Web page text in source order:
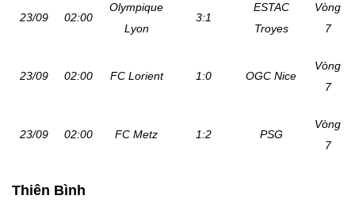
23/09 02:00
Olympique
Lyon
3:1
ESTAC
Troyes
Vòng
7
23/09 02:00 FC Lorient 1:0 OGC Nice
Vòng
7
23/09 02:00 FC Metz 1:2 PSG
Vòng
7
Thiên Bình